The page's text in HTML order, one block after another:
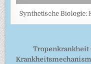
Synthetische Biologie:
Tropenkrankheit